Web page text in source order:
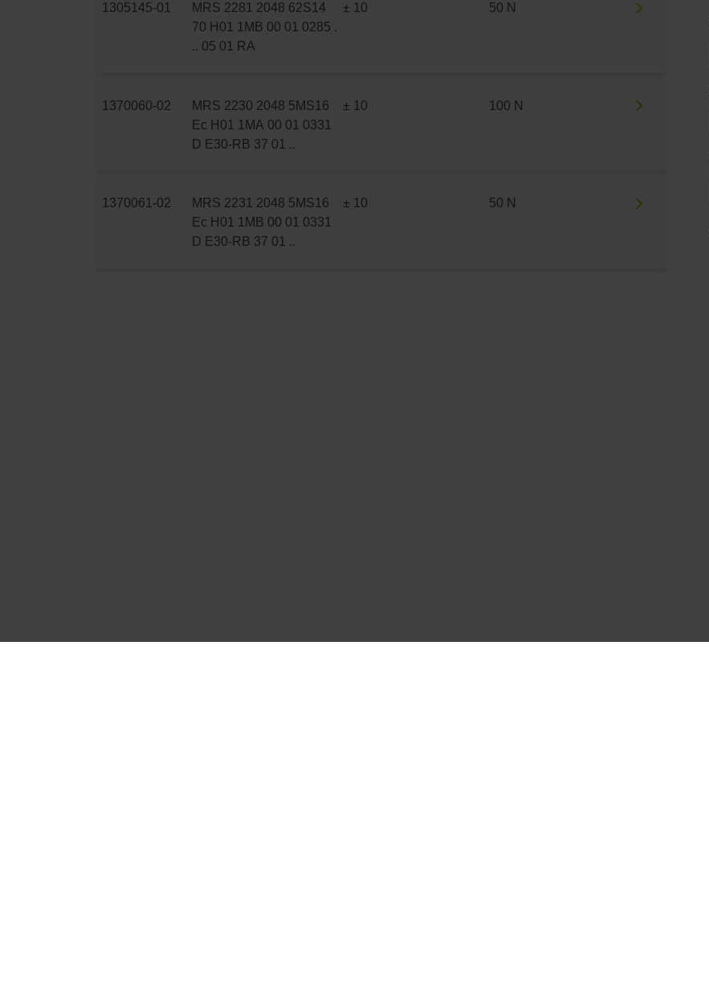
1305145-01
MRS 2281 2048 62S14
70 H01 1MB 00 01 0285 .
.. 05 01 RA
± 10 50 N
1370060-02
MRS 2230 2048 5MS16
Ec H01 1MA 00 01 0331
D E30-RB 37 01 ..
± 10 100 N
1370061-02
MRS 2231 2048 5MS16
Ec H01 1MB 00 01 0331
D E30-RB 37 01 ..
± 10 50 N